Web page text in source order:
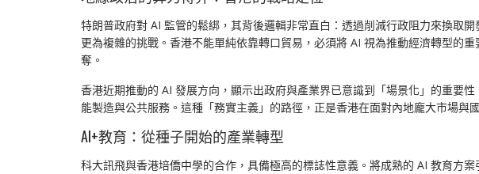
特朗普政府對 AI 監管的鬆綁，其背後邏輯非常直白：透過削減行政阻力來換取
更為複雜的挑戰。香港不能單純依靠轉口貿易，必須將 AI 視為推動經濟轉型的
奪。
香港近期推動的 AI 發展方向，顯示出政府與產業界已意識到「場景化」的重要
能製造與公共服務。這種「務實主義」的路徑，正是香港在面對內地龐大市場與
AI+教育：從種子開始的產業轉型
科大訊飛與香港培僑中學的合作，具備極高的標誌性意義。將成熟的 AI 教育方